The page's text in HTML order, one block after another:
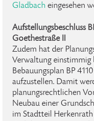
Gladbach eingesehen
Aufstellungsbeschluss
Goethestraße II
Zudem hat der
Verwaltung einstimmig
Bebauungsplan BP
aufzustellen. Damit
planungsrechtlichen
Neubau einer
im Stadtteil